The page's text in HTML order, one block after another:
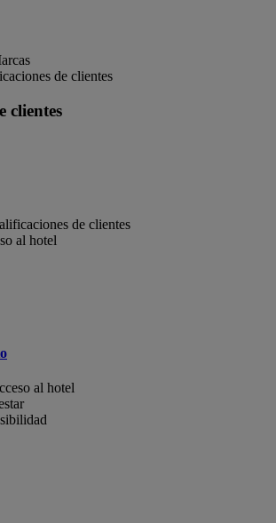
de clientes
clientes
de clientes
al hotel
al hotel